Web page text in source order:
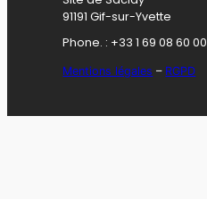
91191 Gif-sur-Yvette
Phone. : +33 1 69 08 60 00
Mentions légales – RGPD